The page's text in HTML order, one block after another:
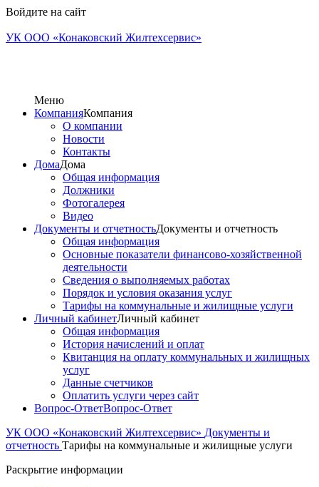
Войдите на сайт
УК ООО «Конаковский Жилтехсервис»
Меню
КомпанияКомпания
О компании
Новости
Контакты
ДомаДома
Общая информация
Должники
Фотогалерея
Видео
Документы и отчетностьДокументы и отчетность
Общая информация
Основные показатели финансово-хозяйственной
деятельности
Сведения о выполняемых работах
Порядок и условия оказания услуг
Тарифы на коммунальные и жилищные услуги
Личный кабинетЛичный кабинет
Общая информация
История начислений и оплат
Квитанция на оплату коммунальных и жилищных
услуг
Данные счетчиков
Оплатить услуги через сайт
Вопрос-ОтветВопрос-Ответ
УК ООО «Конаковский Жилтехсервис» Документы и
отчетность Тарифы на коммунальные и жилищные услуги
Раскрытие информации